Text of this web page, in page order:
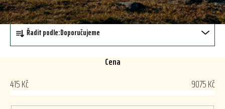
Ř
z
n
í
p
Řadit podle:Doporučujeme
Cena
415Kč 9075Kč